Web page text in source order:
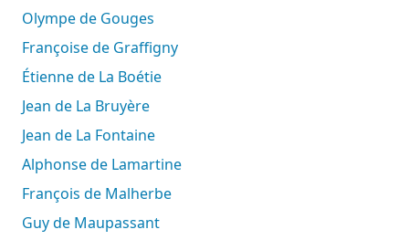
Olympe de Gouges
Françoise de Graffigny
Étienne de La Boétie
Jean de La Bruyère
Jean de La Fontaine
Alphonse de Lamartine
François de Malherbe
Guy de Maupassant